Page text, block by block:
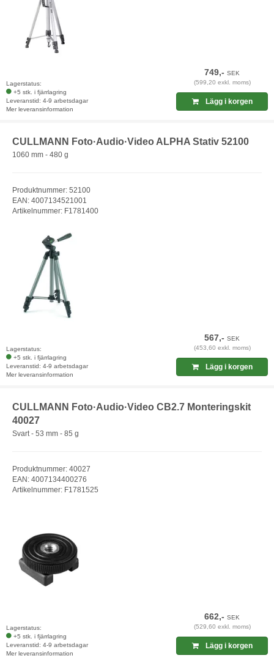
Lagerstatus:
+5 stk. i fjärrlagring
Leveranstid: 4-9 arbetsdagar
Mer leveransinformation
749,-SEK
(599,20 exkl. moms)
Lägg i korgen
CULLMANN Foto·Audio·Video ALPHA Stativ 52100
1060 mm - 480 g
Produktnummer: 52100
EAN: 4007134521001
Artikelnummer: F1781400
Lagerstatus:
+5 stk. i fjärrlagring
Leveranstid: 4-9 arbetsdagar
Mer leveransinformation
567,-SEK
(453,60 exkl. moms)
Lägg i korgen
CULLMANN Foto·Audio·Video CB2.7 Monteringskit
40027
Svart - 53 mm - 85 g
Produktnummer: 40027
EAN: 4007134400276
Artikelnummer: F1781525
Lagerstatus:
+5 stk. i fjärrlagring
Leveranstid: 4-9 arbetsdagar
Mer leveransinformation
662,-SEK
(529,60 exkl. moms)
Lägg i korgen